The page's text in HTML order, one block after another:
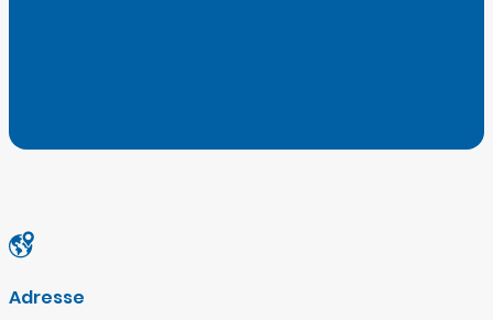
Adresse